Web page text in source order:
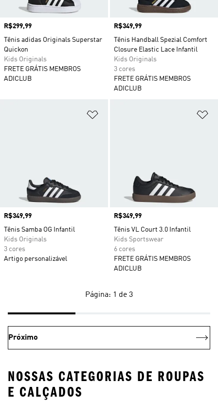
Preço
R$299,99
Tênis adidas Originals Superstar
Quickon
Kids Originals
FRETE GRÁTIS MEMBROS
ADICLUB
Preço
R$349,99
Tênis Handball Spezial Comfort
Closure Elastic Lace Infantil
Kids Originals
3 cores
FRETE GRÁTIS MEMBROS
ADICLUB
Preço
R$349,99
Tênis Samba OG Infantil
Kids Originals
3 cores
Artigo personalizável
Preço
R$349,99
Tênis VL Court 3.0 Infantil
Kids Sportswear
6 cores
FRETE GRÁTIS MEMBROS
ADICLUB
Página: 1 de 3
Próximo
NOSSAS CATEGORIAS DE ROUPAS
E CALÇADOS